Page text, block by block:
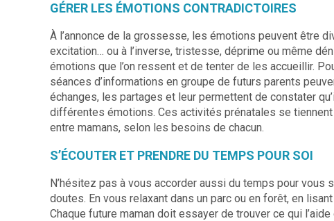
GÉRER LES ÉMOTIONS CONTRADICTOIRES
À l’annonce de la grossesse, les émotions peuvent être
excitation… ou à l’inverse, tristesse, déprime ou même
émotions que l’on ressent et de tenter de les accueillir.
séances d’informations en groupe de futurs parents
échanges, les partages et leur permettent de constater
différentes émotions. Ces activités prénatales se
entre mamans, selon les besoins de chacun.
S’ÉCOUTER ET PRENDRE DU TEMPS POUR SOI
N’hésitez pas à vous accorder aussi du temps pour vous
doutes. En vous relaxant dans un parc ou en forêt, en
Chaque future maman doit essayer de trouver ce qui